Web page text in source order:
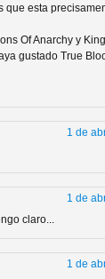
la
que esta
Of Anarchy y
gustado True
1 de
1 de
claro...
1 de